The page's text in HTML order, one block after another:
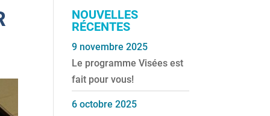
NOUVELLES
RÉCENTES
Le programme Visées est
fait pour vous!
9 novembre 2025
6 octobre 2025